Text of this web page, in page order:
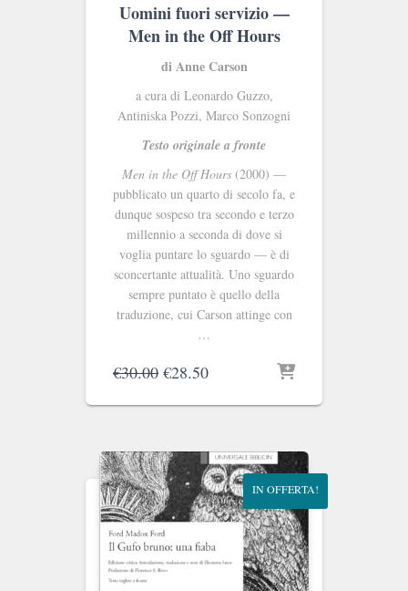
Uomini fuori servizio —
Men in the Off Hours
di Anne Carson
a cura di Leonardo Guzzo,
Antiniska Pozzi, Marco Sonzogni
Testo originale a fronte
Men in the Off Hours (2000) —
pubblicato un quarto di secolo fa, e
dunque sospeso tra secondo e terzo
millennio a seconda di dove si
voglia puntare lo sguardo — è di
sconcertante attualità. Uno sguardo
sempre puntato è quello della
traduzione, cui Carson attinge con
…
€30.00 Il
originale
€30.00.
€28.50Il
attuale
€28.50.
IN OFFERTA!